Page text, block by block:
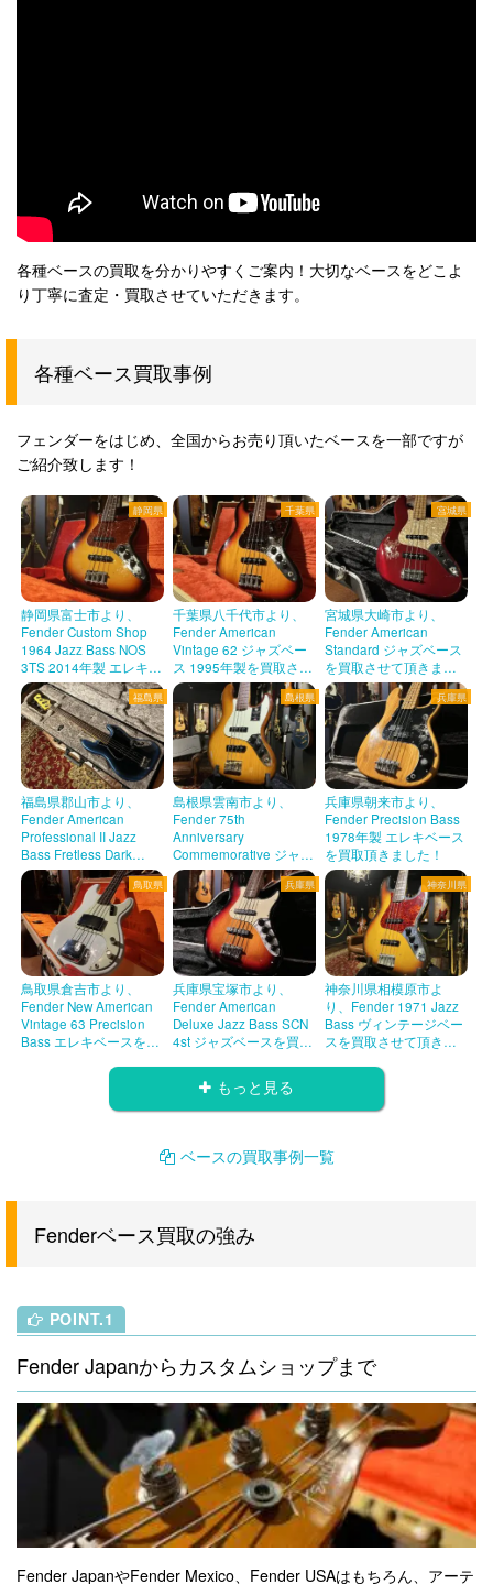
各種ベースの買取を分かりやすくご案内！大切なベースをどこよ
り丁寧に査定・買取させていただきます。
各種ベース買取事例
フェンダーをはじめ、全国からお売り頂いたベースを一部ですが
ご紹介致します！
静岡県
静岡県富士市より、
Fender Custom Shop
1964 Jazz Bass NOS
3TS 2014年製 エレキベ
ースを買取させて頂き
ました！
千葉県
千葉県八千代市より、
Fender American
Vintage 62 ジャズベー
ス 1995年製を買取させ
て頂きました！
宮城県
宮城県大崎市より、
Fender American
Standard ジャズベース
を買取させて頂きまし
た！
福島県
福島県郡山市より、
Fender American
Professional II Jazz
Bass Fretless Dark
Night エレキベースを買
取させて頂きました！
島根県
島根県雲南市より、
Fender 75th
Anniversary
Commemorative ジャズ
ベースを買取頂きまし
た！
兵庫県
兵庫県朝来市より、
Fender Precision Bass
1978年製 エレキベース
を買取頂きました！
鳥取県
鳥取県倉吉市より、
Fender New American
Vintage 63 Precision
Bass エレキベースを買
兵庫県
兵庫県宝塚市より、
Fender American
Deluxe Jazz Bass SCN
4st ジャズベースを買取
神奈川県
神奈川県相模原市よ
り、Fender 1971 Jazz
Bass ヴィンテージベー
スを買取させて頂きま
もっと見る
ベースの買取事例一覧
Fenderベース買取の強み
POINT.1
Fender Japanからカスタムショップまで
Fender JapanやFender Mexico、Fender USAはもちろん、アーテ